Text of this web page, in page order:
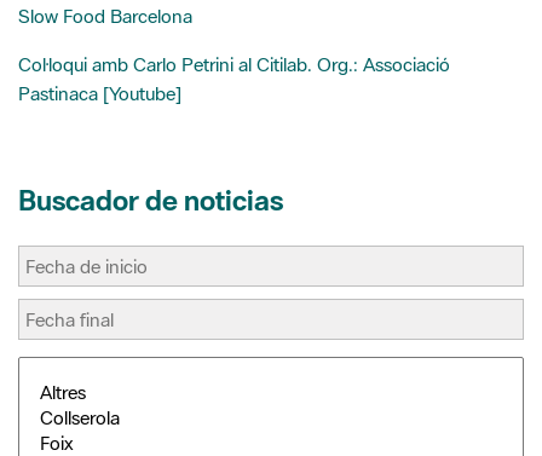
Pastinaca [Youtube]
Buscador de noticias